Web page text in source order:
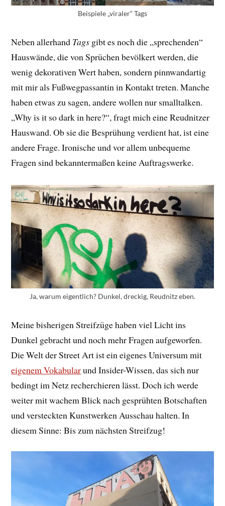
Beispiele „viraler“ Tags
Neben allerhand Tags gibt es noch die „sprechenden“
Hauswände, die von Sprüchen bevölkert werden, die
wenig dekorativen Wert haben, sondern pinnwandartig
mit mir als Fußwegpassantin in Kontakt treten. Manche
haben etwas zu sagen, andere wollen nur smalltalken.
„Why is it so dark in here?“, fragt mich eine Reudnitzer
Hauswand. Ob sie die Besprühung verdient hat, ist eine
andere Frage. Ironische und vor allem unbequeme
Fragen sind bekanntermaßen keine Auftragswerke.
Ja, warum eigentlich? Dunkel, dreckig, Reudnitz eben.
Meine bisherigen Streifzüge haben viel Licht ins
Dunkel gebracht und noch mehr Fragen aufgeworfen.
Die Welt der Street Art ist ein eigenes Universum mit
eigenem Vokabularund Insider-Wissen, das sich nur
bedingt im Netz recherchieren lässt. Doch ich werde
weiter mit wachem Blick nach gesprühten Botschaften
und versteckten Kunstwerken Ausschau halten. In
diesem Sinne: Bis zum nächsten Streifzug!